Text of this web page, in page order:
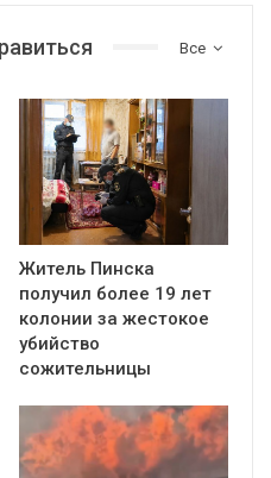
Все
Житель Пинска
получил более 19 лет
колонии за жестокое
убийство
сожительницы